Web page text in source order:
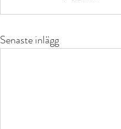
Senaste inlägg